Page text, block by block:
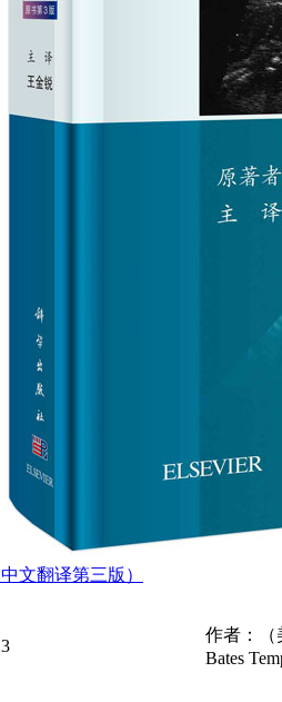
文翻译第三版）
作者：（
Bates